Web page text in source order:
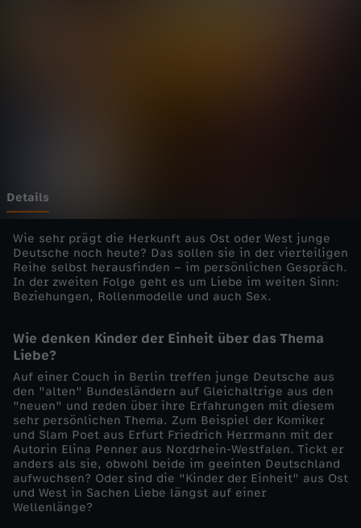
h
e
i
–
D
o
k
u
Details
Wie sehr prägt die Herkunft aus Ost oder West junge
Deutsche noch heute? Das sollen sie in der vierteiligen
Reihe selbst herausfinden – im persönlichen Gespräch.
In der zweiten Folge geht es um Liebe im weiten Sinn:
Beziehungen, Rollenmodelle und auch Sex.
Wie denken Kinder der Einheit über das Thema
Liebe?
Auf einer Couch in Berlin treffen junge Deutsche aus
den "alten" Bundesländern auf Gleichaltrige aus den
"neuen" und reden über ihre Erfahrungen mit diesem
sehr persönlichen Thema. Zum Beispiel der Komiker
und Slam Poet aus Erfurt Friedrich Herrmann mit der
Autorin Elina Penner aus Nordrhein-Westfalen. Tickt er
anders als sie, obwohl beide im geeinten Deutschland
aufwuchsen? Oder sind die "Kinder der Einheit" aus Ost
und West in Sachen Liebe längst auf einer
Wellenlänge?